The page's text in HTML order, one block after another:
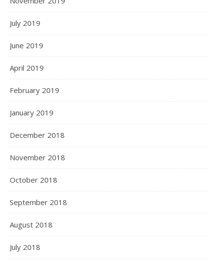
July 2019
June 2019
April 2019
February 2019
January 2019
December 2018
November 2018
October 2018
September 2018
August 2018
July 2018